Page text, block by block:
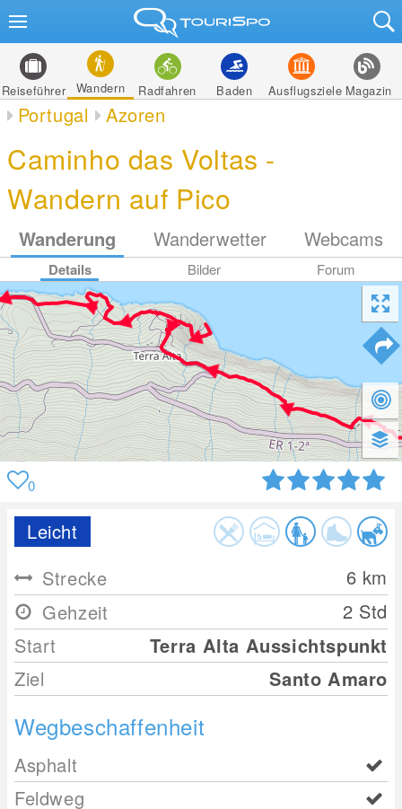
Reiseführer Wandern Radfahren Baden Ausflugsziele Magazin
Portugal Azoren
Caminho das Voltas -
Wandern auf Pico
Wanderung Wanderwetter Webcams
Details Bilder Forum
0
Leicht
Strecke
6 km
Gehzeit
2 Std
Start
Terra Alta Aussichtspunkt
Ziel
Santo Amaro
Wegbeschaffenheit
Asphalt
Feldweg